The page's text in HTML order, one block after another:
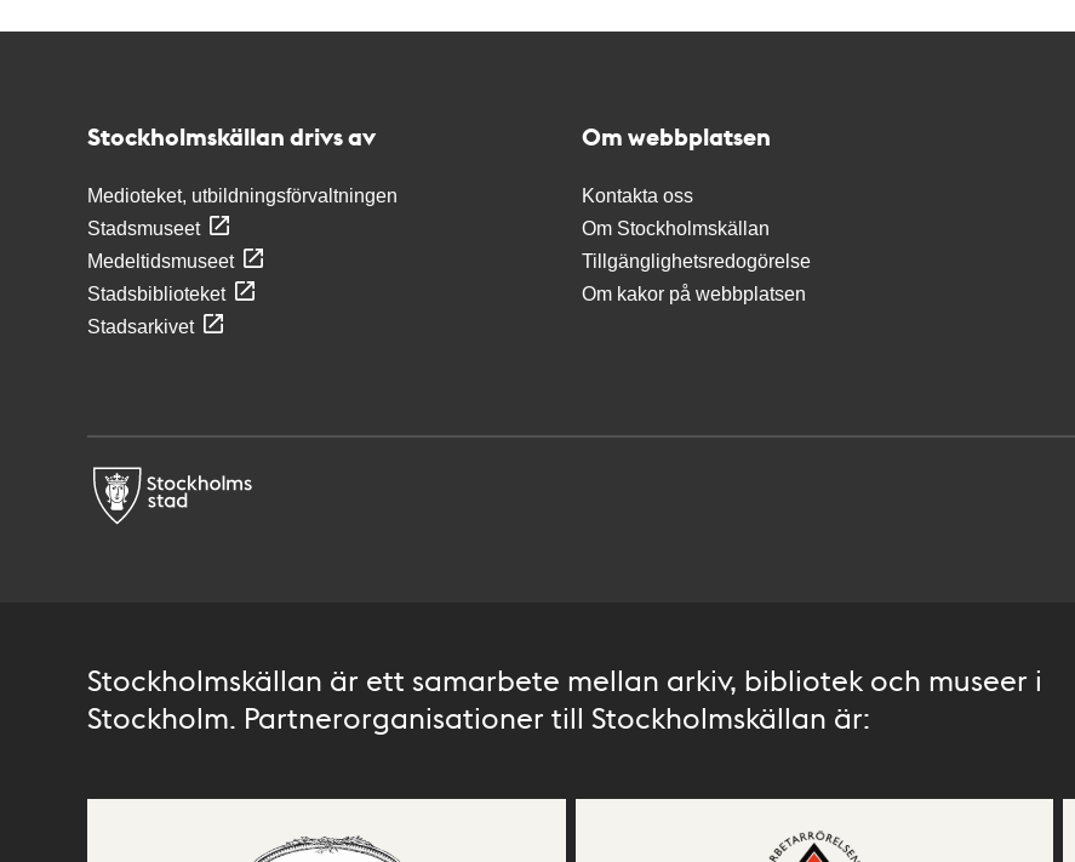
Stockholmskällan drivs av
Medioteket, utbildningsförvaltningen
Stadsmuseet
Medeltidsmuseet
Stadsbiblioteket
Stadsarkivet
Om webbplatsen
Kontakta oss
Om Stockholmskällan
Tillgänglighetsredogörelse
Om kakor på webbplatsen
Stockholmskällan är ett samarbete mellan arkiv, bibliotek och museer i
Stockholm. Partnerorganisationer till Stockholmskällan är: